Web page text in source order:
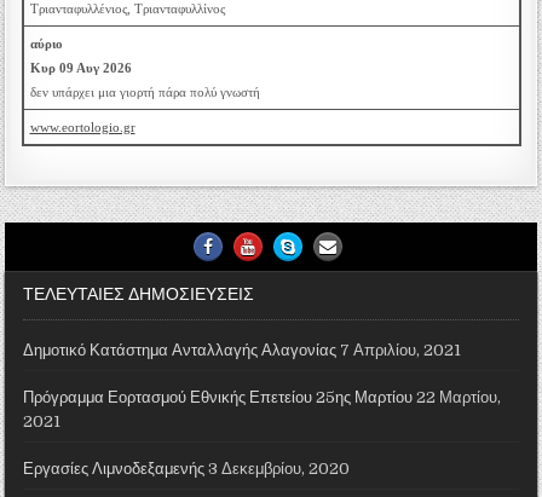
Τριανταφυλλένιος, Τριανταφυλλίνος
αύριο
Κυρ 09 Αυγ 2026
δεν υπάρχει μια γιορτή πάρα πολύ γνωστή
www.eortologio.gr
Facebook
YoutubeSkypeEmail Us
ΤΕΛΕΥΤΑΙΕΣ ΔΗΜΟΣΙΕΥΣΕΙΣ
Δημοτικό Κατάστημα Ανταλλαγής Αλαγονίας 7 Απριλίου, 2021
Πρόγραμμα Εορτασμού Εθνικής Επετείου 25ης Μαρτίου 22 Μαρτίου,
2021
Εργασίες Λιμνοδεξαμενής 3 Δεκεμβρίου, 2020